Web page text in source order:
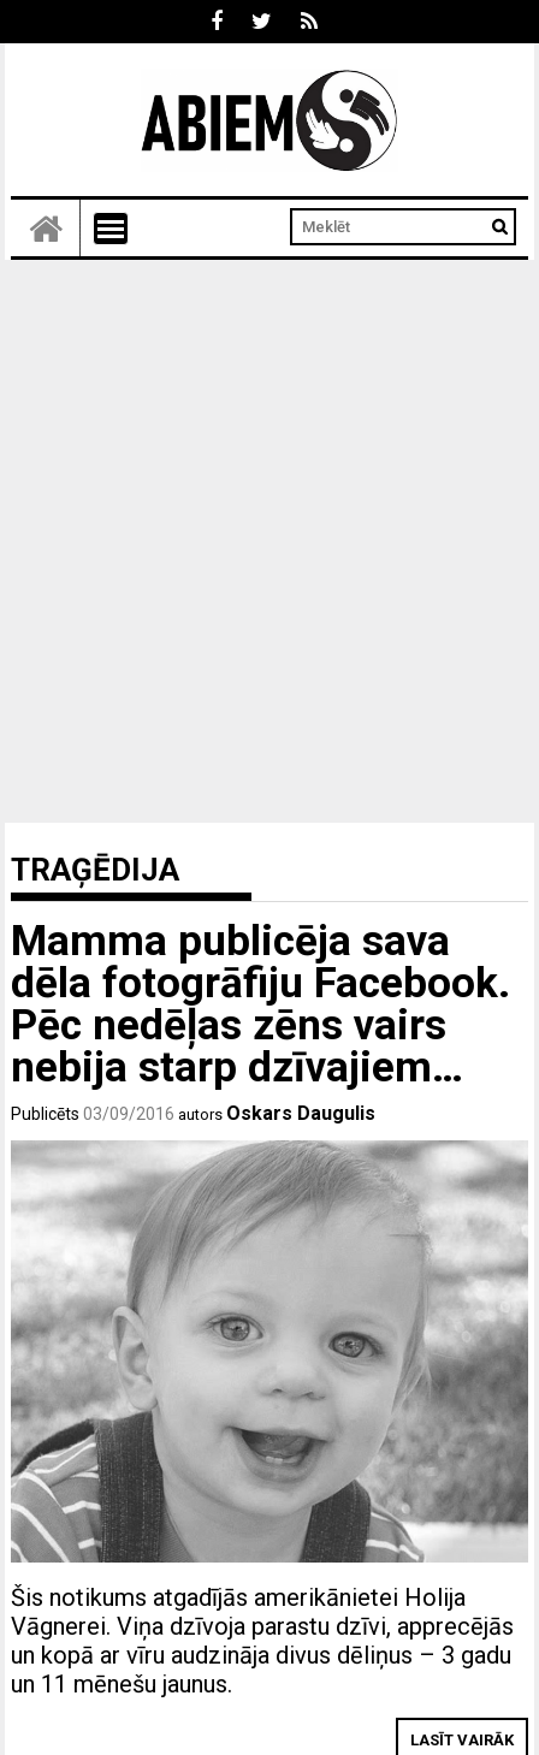
TRAĢĒDIJA
Mamma publicēja sava
dēla fotogrāfiju Facebook.
Pēc nedēļas zēns vairs
nebija starp dzīvajiem…
Publicēts03/09/2016 autors Oskars Daugulis
Šis notikums atgadījās amerikānietei Holija
Vāgnerei. Viņa dzīvoja parastu dzīvi, apprecējās
un kopā ar vīru audzināja divus dēliņus – 3 gadu
un 11 mēnešu jaunus.
LASĪT VAIRĀK